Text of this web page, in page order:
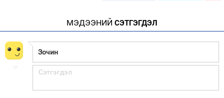
МЭДЭЭНИЙ СЭТГЭГДЭЛ